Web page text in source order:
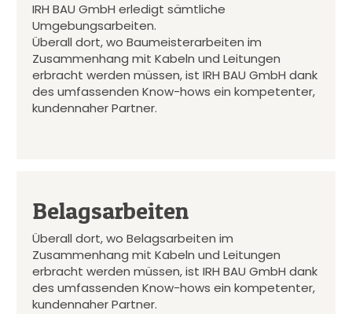
IRH BAU GmbH erledigt sämtliche
Umgebungsarbeiten.
Überall dort, wo Baumeisterarbeiten im
Zusammenhang mit Kabeln und Leitungen
erbracht werden müssen, ist IRH BAU GmbH dank
des umfassenden Know-hows ein kompetenter,
kundennaher Partner.
Belagsarbeiten
Überall dort, wo Belagsarbeiten im
Zusammenhang mit Kabeln und Leitungen
erbracht werden müssen, ist IRH BAU GmbH dank
des umfassenden Know-hows ein kompetenter,
kundennaher Partner.